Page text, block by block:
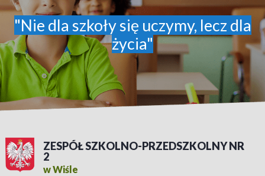
"Nie dla szkoły się uczymy, lecz dla
życia"
ZESPÓŁ SZKOLNO-PRZEDSZKOLNY NR
2
w Wiśle